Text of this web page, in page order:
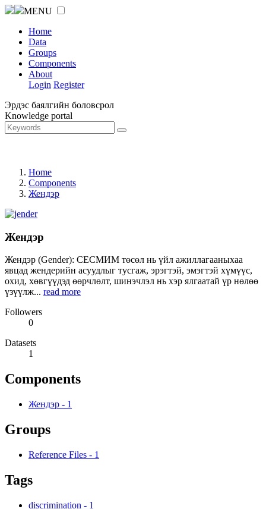
MENU
Home
Data
Groups
Components
About
Login Register
Эрдэс баялгийн боловсрол
Knowledge portal
Home
Components
Жендэр
Жендэр
Жендэр (Gender): СЕСМИМ төсөл нь үйл ажиллагааныхаа
явцад жендерийн асуудлыг тусгаж, эрэгтэй, эмэгтэй хүмүүс,
охид, хөвгүүдэд өөрчлөлт, шинэчлэл нь хэр ялгаатай үр нөлөө
үзүүлж... read more
Followers
0
Datasets
1
Components
Жендэр - 1
Groups
Reference Files - 1
Tags
discrimination - 1